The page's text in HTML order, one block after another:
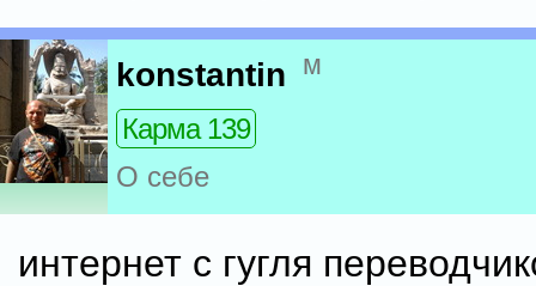
konstantin м
Карма 139
О себе
интернет с гугля